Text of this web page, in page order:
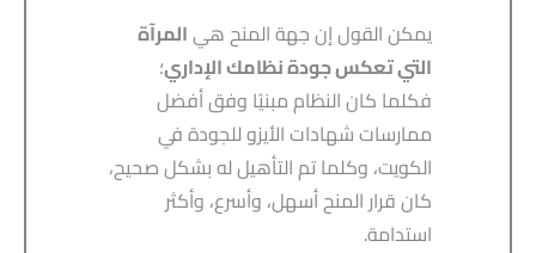
يمكن القول إن جهة المنح هيالمرآة
التي تعكس جودة نظامك الإداري؛
فكلما كان النظام مبنيًا وفق أفضل
ممارسات شهادات الأيزو للجودة في
الكويت، وكلما تم التأهيل له بشكل صحيح،
كان قرار المنح أسهل، وأسرع، وأكثر
استدامة.